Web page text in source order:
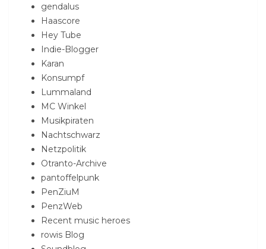
gendalus
Haascore
Hey Tube
Indie-Blogger
Karan
Konsumpf
Lummaland
MC Winkel
Musikpiraten
Nachtschwarz
Netzpolitik
Otranto-Archive
pantoffelpunk
PenZiuM
PenzWeb
Recent music heroes
rowis Blog